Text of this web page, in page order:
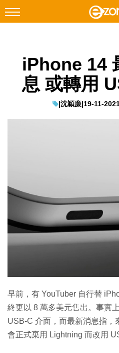
Facebook Instagram
科技焦點
遊戲動漫
生成式AI與雲端應用
Enterprise Digital
iPhone 14
息 或轉用
|沈穎廉|19-11-
早前，有 YouTuber 自行替
終更以 8 萬多美元售出。事實
USB-C 介面，而最新消息指，
會正式棄用 Lightning 而改用